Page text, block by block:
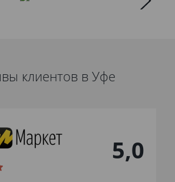
клиентов в Уфе
5,0